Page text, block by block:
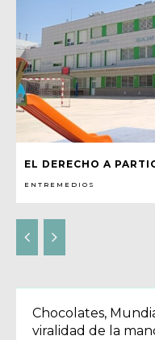
EL DERECHO A
ENTREMEDIOS
Chocolates,
viralidad de la